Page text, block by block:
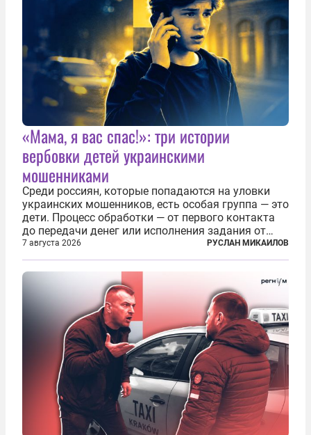
«Мама, я вас спас!»: три истории
вербовки детей украинскими
мошенниками
Среди россиян, которые попадаются на уловки
украинских мошенников, есть особая группа — это
дети. Процесс обработки — от первого контакта
до передачи денег или исполнения задания от
кураторов может занять от двух часов до
нескольких месяцев. Детей превращают в
послушных исполнителей, которые...
7 августа 2026 РУСЛАН МИКАИЛОВ